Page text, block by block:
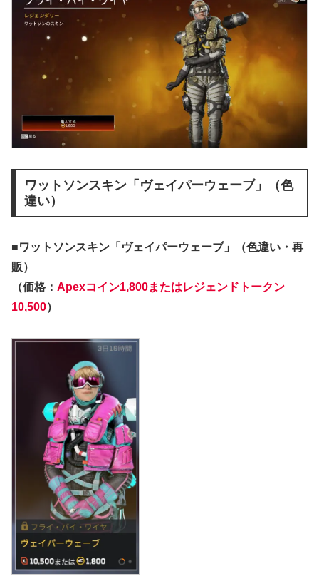
ワットソンスキン「ヴェイパーウェーブ」（色
違い）
■ワットソンスキン「ヴェイパーウェーブ」（色違い・再
販）
（価格： Apexコイン1,800またはレジェンドトークン
10,500）